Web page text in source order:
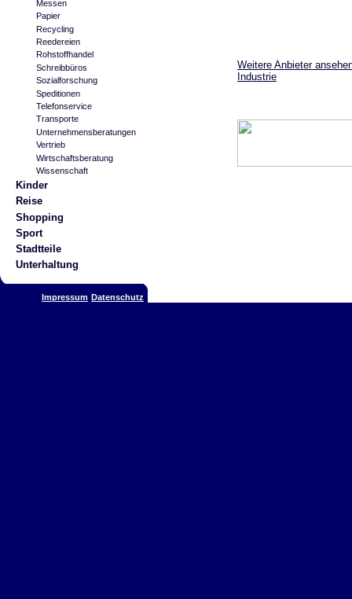
Messen
Papier
Recycling
Reedereien
Rohstoffhandel
Schreibbüros
Sozialforschung
Speditionen
Telefonservice
Transporte
Unternehmensberatungen
Vertrieb
Wirtschaftsberatung
Wissenschaft
Kinder
Reise
Shopping
Sport
Stadtteile
Unterhaltung
Impressum Datenschutz
Weitere Anbieter
Industrie